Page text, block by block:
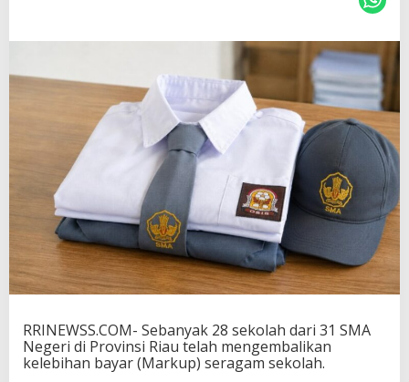
a
,
P
e
k
a
n
u
a
n
S
a
k
B
RRINEWSS.COM- Sebanyak 28 sekolah dari 31 SMA
Negeri di Provinsi Riau telah mengembalikan
kelebihan bayar (Markup) seragam sekolah.